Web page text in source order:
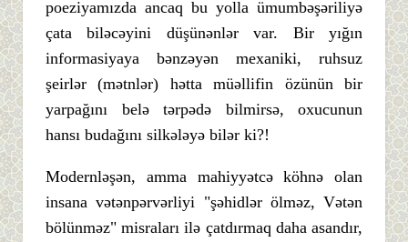
poeziyamızda ancaq bu yolla ümumbəşəriliyə
çata biləcəyini düşünənlər var. Bir yığın
informasiyaya bənzəyən mexaniki, ruhsuz
şeirlər (mətnlər) hətta müəllifin özünün bir
yarpağını belə tərpədə bilmirsə, oxucunun
hansı budağını silkələyə bilər ki?!
Modernləşən, amma mahiyyətcə köhnə olan
insana vətənpərvərliyi "şəhidlər ölməz, Vətən
bölünməz" misraları ilə çatdırmaq daha asandır,